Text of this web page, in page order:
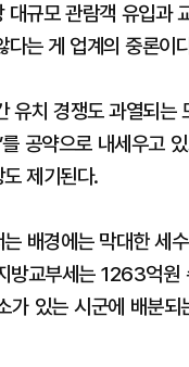
규모 관람객 유입과
다는 게 업계의 중론이
유치 경쟁도 과열되는
를 공약으로 내세우고
제기된다.
배경에는 막대한
교부세는 1263억원
가 있는 시군에 배분